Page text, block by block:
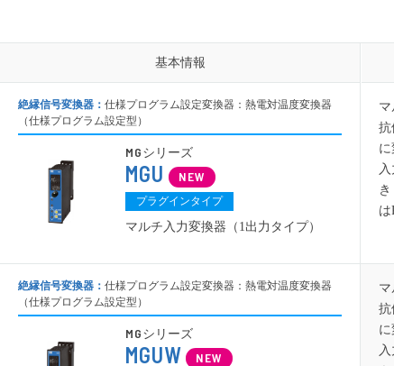
抗
に
は
抗
に
基本情報
絶縁信号変換器： 仕様プログラム設定変換器：熱電対温度変換器
（仕様プログラム設定型）
MG シリーズ
MGU
プラグインタイプ
マルチ入力変換器（1出力タイプ）
絶縁信号変換器： 仕様プログラム設定変換器：熱電対温度変換器
（仕様プログラム設定型）
MG シリーズ
MGUW
基本情報